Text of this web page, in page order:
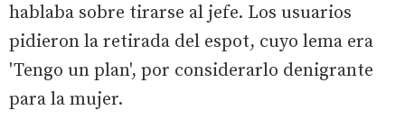
hablaba sobre tirarse al jefe. Los usuarios
pidieron la retirada del espot, cuyo lema era
'Tengo un plan', por considerarlo denigrante
para la mujer.